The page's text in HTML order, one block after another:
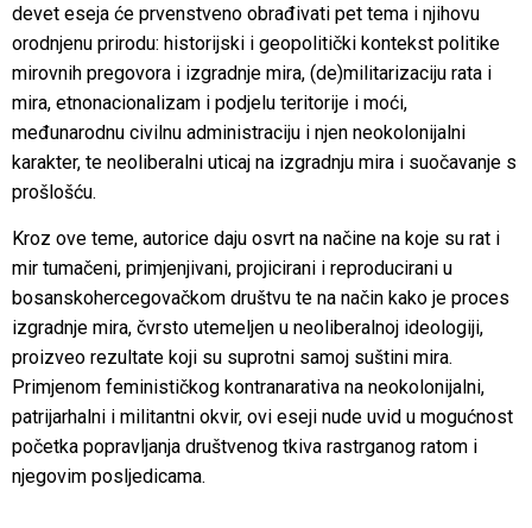
devet eseja će prvenstveno obrađivati pet tema i njihovu
orodnjenu prirodu: historijski i geopolitički kontekst politike
mirovnih pregovora i izgradnje mira, (de)militarizaciju rata i
mira, etnonacionalizam i podjelu teritorije i moći,
međunarodnu civilnu administraciju i njen neokolonijalni
karakter, te neoliberalni uticaj na izgradnju mira i suočavanje s
prošlošću.
Kroz ove teme, autorice daju osvrt na načine na koje su rat i
mir tumačeni, primjenjivani, projicirani i reproducirani u
bosanskohercegovačkom društvu te na način kako je proces
izgradnje mira, čvrsto utemeljen u neoliberalnoj ideologiji,
proizveo rezultate koji su suprotni samoj suštini mira.
Primjenom feminističkog kontranarativa na neokolonijalni,
patrijarhalni i militantni okvir, ovi eseji nude uvid u mogućnost
početka popravljanja društvenog tkiva rastrganog ratom i
njegovim posljedicama.